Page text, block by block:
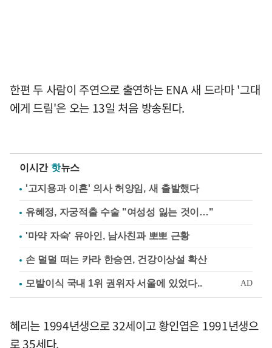
한편 두 사람이 주연으로 출연하는 ENA 새 드라마 '그대
에게 드림'은 오는 13일 처음 방송된다.
이시간 핫뉴스
'고지용과 이혼' 의사 허양임, 새 출발했다
유혜정, 자궁적출 수술 "여성성 잃는 것이…"
'마약 자숙' 유아인, 남사친과 뽀뽀 근황
손 덜덜 떠는 카라 한승연, 건강이상설 확산
혜리는 1994년생으로 32세이고 황인엽은 1991년생으
로 35세다.